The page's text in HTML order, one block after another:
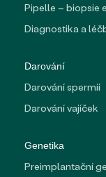
Pipelle – biopsie
Diagnostika a
Darování
Darování spermií
Darování vajíček
Genetika
Preimplantační